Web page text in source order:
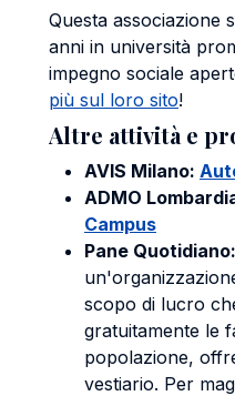
Questa associazione
anni in università
impegno sociale
più sul loro sito!
Altre attività e
AVIS Milano:
ADMO
Campus
Pane Quotidiano:
scopo di lucro
gratuitamente le
popolazione,
vestiario. Per